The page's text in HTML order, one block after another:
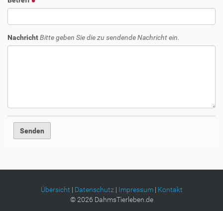
NachrichtBitte geben Sie die zu sendende Nachricht ein.
Übersicht | Datenschutz| Impressum| Kontakt
©2026 DahmsTierleben.de